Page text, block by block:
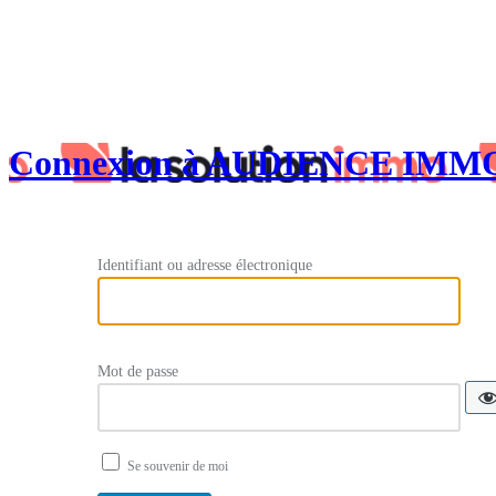
Connexion à AUDIENCE
Identifiant ou adresse électronique
Mot de passe
Se souvenir de moi